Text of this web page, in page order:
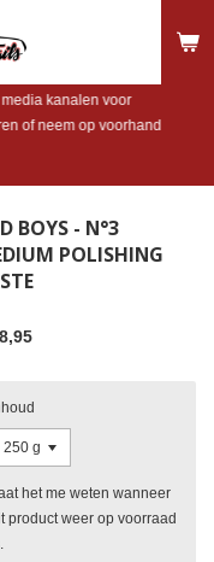
kanalen voor
of neem op voorhand
BOYS - N°3
POLISHING
het me weten wanneer
product weer op voorraad